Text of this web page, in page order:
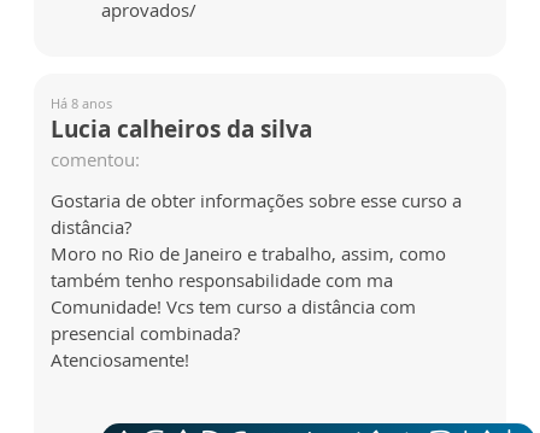
aprovados/
Há 8 anos
Lucia calheiros da silva
comentou:
Gostaria de obter informações sobre esse curso a
distância?
Moro no Rio de Janeiro e trabalho, assim, como
também tenho responsabilidade com ma
Comunidade! Vcs tem curso a distância com
presencial combinada?
Atenciosamente!